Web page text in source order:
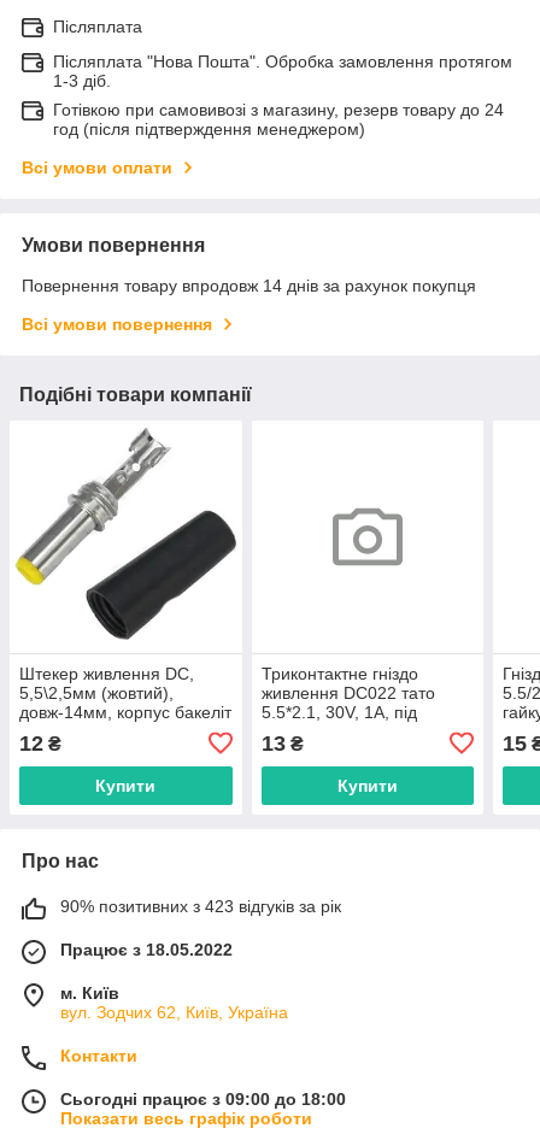
Післяплата
Післяплата "Нова Пошта". Обробка замовлення протягом
1-3 діб.
Готівкою при самовивозі з магазину, резерв товару до 24
год (після підтверждення менеджером)
Всі умови оплати
Умови повернення
Повернення товару впродовж 14 днів за рахунок покупця
Всі умови повернення
Подібні товари компанії
Штекер живлення DC,
5,5\2,5мм (жовтий),
довж-14мм, корпус бакеліт
12 ₴
Купити
Триконтактне гніздо
живлення DC022 тато
5.5*2.1, 30V, 1A, під
13₴
Купити
5.5/
15
Про нас
90% позитивних з 423 відгуків за рік
Працює з 18.05.2022
м. Київ
вул. Зодчих 62, Київ, Україна
Контакти
Сьогодні працює з 09:00 до 18:00
Показати весь графік роботи